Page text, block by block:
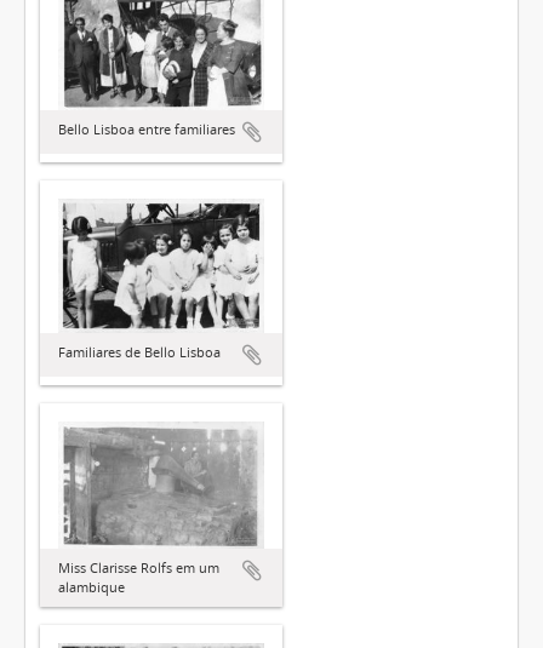
Bello Lisboa entre familiares
Familiares de Bello Lisboa
Miss Clarisse Rolfs em um
alambique